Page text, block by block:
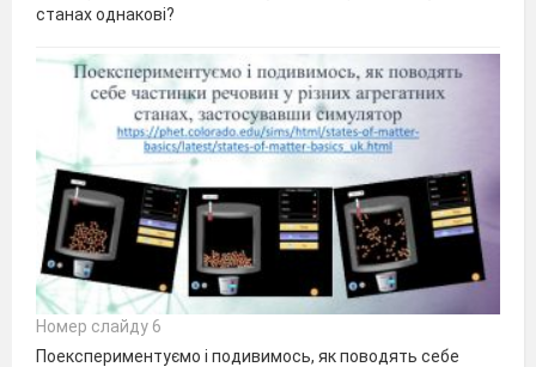
станах однакові?
Номер слайду 6
Поекспериментуємо і подивимось, як поводять себе